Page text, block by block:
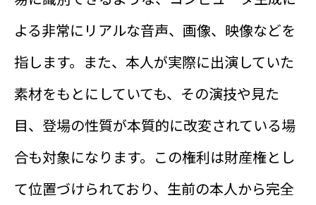
よる非常にリアルな音声、画像、映像などを
指します。また、本人が実際に出演していた
素材をもとにしていても、その演技や見た
目、登場の性質が本質的に改変されている場
合も対象になります。この権利は財産権とし
て位置づけられており、生前の本人から完全